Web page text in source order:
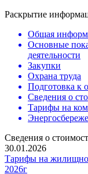
Раскрытие
Общая
Основные
деятельности
Закупки
Охрана труда
Подготовка к
Сведения о
Тарифы на
Сведения о
30.01.2026
Тарифы на
2026г